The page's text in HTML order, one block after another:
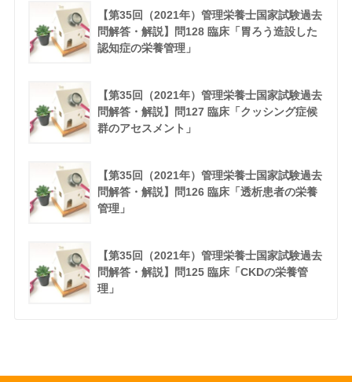
【第35回（2021年）管理栄養士国家試験過去
問解答・解説】問128 臨床「胃ろう造設した
認知症の栄養管理」
【第35回（2021年）管理栄養士国家試験過去
問解答・解説】問127 臨床「クッシング症候
群のアセスメント」
【第35回（2021年）管理栄養士国家試験過去
問解答・解説】問126 臨床「透析患者の栄養
管理」
【第35回（2021年）管理栄養士国家試験過去
問解答・解説】問125 臨床「CKDの栄養管
理」